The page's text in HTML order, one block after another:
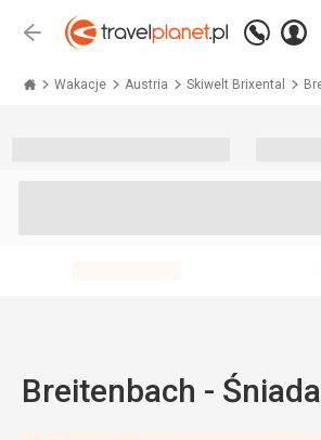
Wstecz
+48
Wakacje Austria Skiwelt Brixental
Breitenbach -